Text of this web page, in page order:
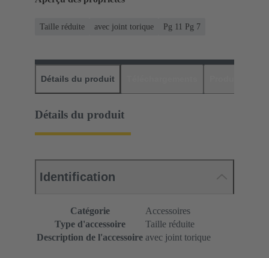
Taille réduite avec joint torique Pg 11 Pg 7
Détails du produit
Détails du produit
Identification
Catégorie
Accessoires
Type d'accessoire
Taille réduite
Description de l'accessoire avec joint torique